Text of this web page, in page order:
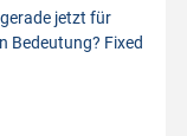
jetzt für
Bedeutung? Fixed